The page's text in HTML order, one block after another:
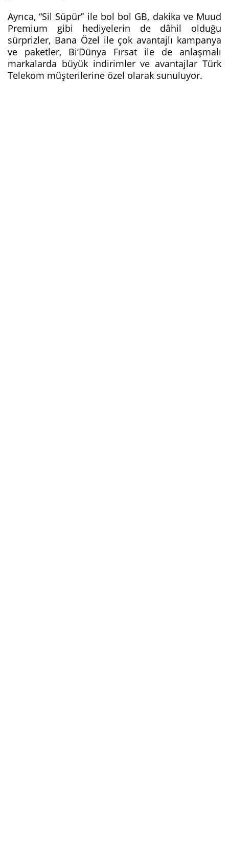
Ayrıca, “Sil Süpür” ile bol bol GB, dakika ve Muud
Premium gibi hediyelerin de dâhil olduğu
sürprizler, Bana Özel ile çok avantajlı kampanya
ve paketler, Bi’Dünya Fırsat ile de anlaşmalı
markalarda büyük indirimler ve avantajlar Türk
Telekom müşterilerine özel olarak sunuluyor.